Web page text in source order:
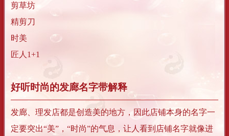
剪草坊
精剪刀
时美
匠人1+1
好听时尚的发廊名字带解释
发廊、理发店都是创造美的地方，因此店铺本身的名字一
定要突出“美”，“时尚”的气息，让人看到店铺名字就像进